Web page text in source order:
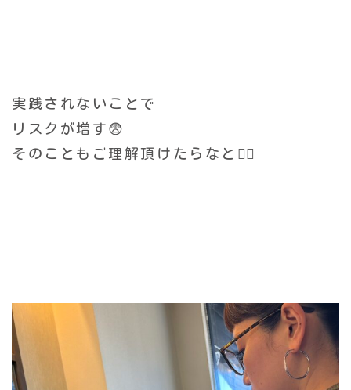
実践されないことで
リスクが増す😨
そのこともご理解頂けたらなと🙂‍↕️